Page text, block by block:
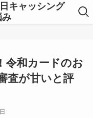
キャッシング
み
令和カードのお
査が甘いと評